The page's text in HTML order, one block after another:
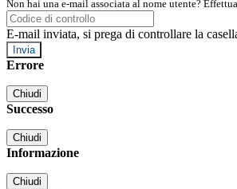
Non hai una e-mail associata al nome utente?
E-mail inviata, si prega di controllare la
Errore
Chiudi
Successo
Chiudi
Informazione
Chiudi